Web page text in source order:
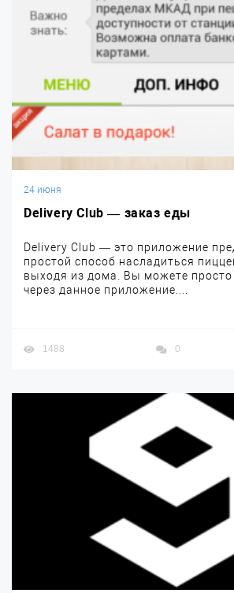
24 июня
Delivery Club — заказ еды
Delivery Club — это приложение
простой способ насладиться
выходя из дома. Вы можете просто
через данное приложение....
1488 0